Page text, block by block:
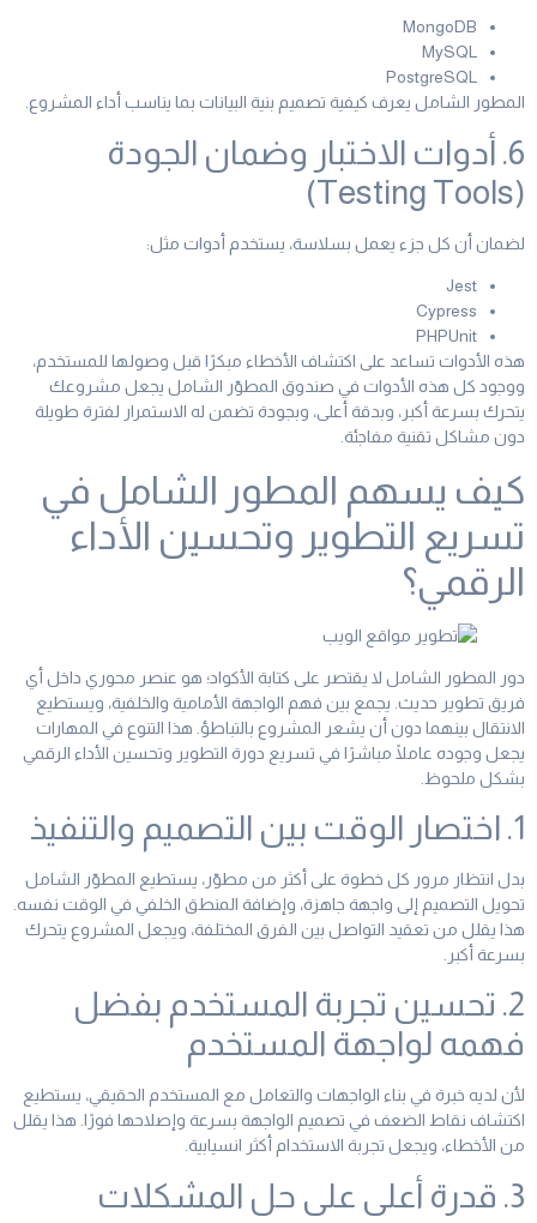
MongoDB
MySQL
PostgreSQL
المطور الشامل يعرف كيفية تصميم بنية البيانات بما يناسب أداء المشروع.
6. أدوات الاختبار وضمان الجودة
(Testing Tools)
لضمان أن كل جزء يعمل بسلاسة، يستخدم أدوات مثل:
Jest
Cypress
PHPUnit
هذه الأدوات تساعد على اكتشاف الأخطاء مبكرًا قبل وصولها للمستخدم،
ووجود كل هذه الأدوات في صندوق المطوّر الشامل يجعل مشروعك
يتحرك بسرعة أكبر، وبدقة أعلى، وبجودة تضمن له الاستمرار لفترة طويلة
دون مشاكل تقنية مفاجئة.
كيف يسهم المطور الشامل في
تسريع التطوير وتحسين الأداء
الرقمي؟
دور المطور الشامل لا يقتصر على كتابة الأكواد؛ هو عنصر محوري داخل أي
فريق تطوير حديث. يجمع بين فهم الواجهة الأمامية والخلفية، ويستطيع
الانتقال بينهما دون أن يشعر المشروع بالتباطؤ. هذا التنوع في المهارات
يجعل وجوده عاملًا مباشرًا في تسريع دورة التطوير وتحسين الأداء الرقمي
بشكل ملحوظ.
1. اختصار الوقت بين التصميم والتنفيذ
بدل انتظار مرور كل خطوة على أكثر من مطوّر، يستطيع المطوّر الشامل
تحويل التصميم إلى واجهة جاهزة، وإضافة المنطق الخلفي في الوقت نفسه.
هذا يقلل من تعقيد التواصل بين الفرق المختلفة، ويجعل المشروع يتحرك
بسرعة أكبر.
2. تحسين تجربة المستخدم بفضل
فهمه لواجهة المستخدم
لأن لديه خبرة في بناء الواجهات والتعامل مع المستخدم الحقيقي، يستطيع
اكتشاف نقاط الضعف في تصميم الواجهة بسرعة وإصلاحها فورًا. هذا يقلل
من الأخطاء، ويجعل تجربة الاستخدام أكثر انسيابية.
3. قدرة أعلى على حل المشكلات